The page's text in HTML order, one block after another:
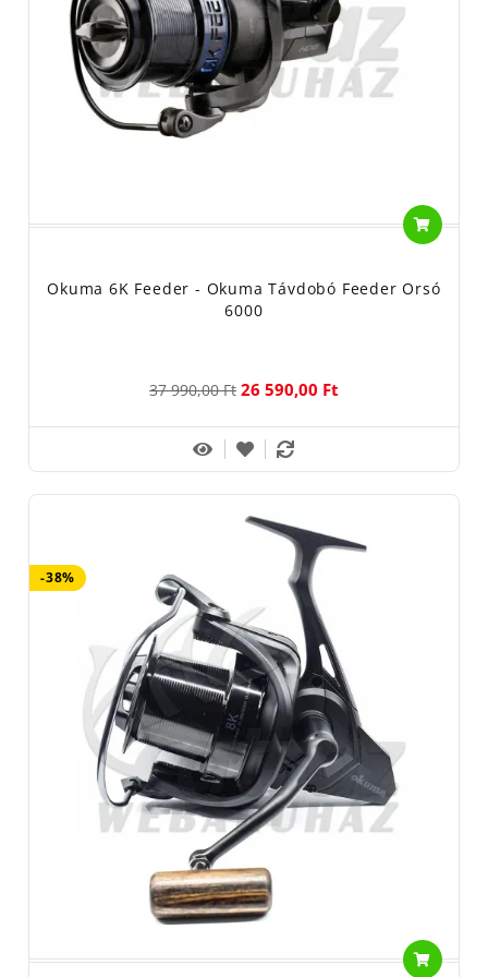
patakokat apróságokat
kergetve.
Ennyi bevezető után, nézzük is meg ezt a céget közelebbről:
OKUMA FISHING TACKLE CO. LTD. tajvani székhelyű cég, 1986 óta
horgászfelszereléseket. OKUMA FISHING mindig arra törekedett,
az első számú szempont egy
horgásztermékkel szemben, nyugodt szívvel ajánljuk az Okuma
horgászfelszerelést vásároljuk meg egy tökéletes ár-érték
arányban, abban biztosak lehetünk.
Minden látogatónk számár a legismertebbek az Okuma orsói. Így
kezdjük ezekkel. A
választékuk jóval túlmutat a Longbow sorozaton. Ha te bojlis
megtalálod a számodra megfelelő pontyozó orsót. Lehet az
távdobó orsó vagy hagyományos
kialakítású. A nyeletőfékes orsókat kedveled? Vagy csak az
egyszerű gyorsfék híve vagy?
Mindent (is) megtalálsz ebben a hihetetlen választékban.
Ha pergető horgász vagy sem kell kompromisszumot kötnöd. A
nemzetközi trendeket követve
természetesen az Okuma választékában is megjelentek a
könnyített orsók. Ezzel mindig a
horgász kényelmét igyekeznek növelni a gyártók. A
megbízhatóság, tartósság, az erő itt is a
legfontosabb tulajdonságok. Természetesen ez nem csak a
pergető orsók felső kategóriájára
igaz! Ezért érthető az a szinte fel nem fogható mennyiség, melyet
Okuma 6K Feeder - Okuma Távdobó Feeder Orsó
6000
37 990,00 Ft 26 590,00 Ft
-38%